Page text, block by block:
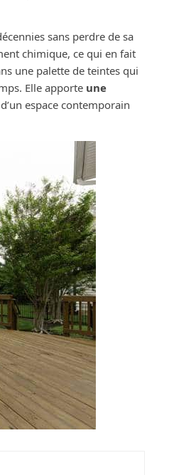
sans perdre de sa
chimique, ce qui en fait
une palette de teintes qui
Elle apporte une
d’un espace contemporain